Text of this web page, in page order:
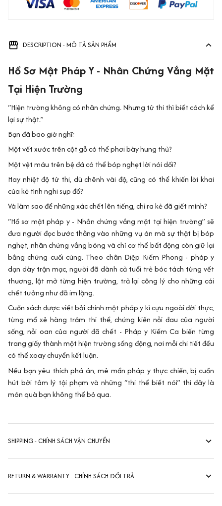
DESCRIPTION - MÔ TẢ SẢN PHẨM
Hồ Sơ Mật Pháp Y - Nhân Chứng Vắng Mặt
Tại Hiện Trường
“Hiện trường không có nhân chứng. Nhưng tử thi thì biết cách kể
lại sự thật.”
Bạn đã bao giờ nghĩ:
Một vết xước trên cột gỗ có thể phơi bày hung thủ?
Một vệt máu trên bệ đá có thể bóp nghẹt lời nói dối?
Hay nhiệt độ tử thi, dù chênh vài độ, cũng có thể khiến lời khai
của kẻ tình nghi sụp đổ?
Và làm sao để những xác chết lên tiếng, chỉ ra kẻ đã giết mình?
“Hồ sơ mật pháp y - Nhân chứng vắng mặt tại hiện trường” sẽ
đưa người đọc bước thẳng vào những vụ án mà sự thật bị bóp
nghẹt, nhân chứng vắng bóng và chỉ cơ thể bất động còn giữ lại
bằng chứng cuối cùng. Theo chân Diệp Kiếm Phong - pháp y
dạn dày trận mạc, người đã dành cả tuổi trẻ bóc tách từng vết
thương, lật mở từng hiện trường, trả lại công lý cho những cái
chết tưởng như đã im lặng.
Cuốn sách được viết bởi chính một pháp y kì cựu ngoài đời thực,
từng mổ xẻ hàng trăm thi thể, chứng kiến nỗi đau của người
sống, nỗi oan của người đã chết - Pháp y Kiếm Ca biến từng
trang giấy thành một hiện trường sống động, nơi mỗi chi tiết đều
có thể xoay chuyển kết luận.
Nếu bạn yêu thích phá án, mê mẩn pháp y thực chiến, bị cuốn
hút bởi tâm lý tội phạm và những “thi thể biết nói” thì đây là
món quà bạn không thể bỏ qua.
SHIPPING - CHÍNH SÁCH VẬN CHUYỂN
RETURN & WARRANTY - CHÍNH SÁCH ĐỔI TRẢ